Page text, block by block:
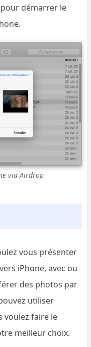
démarrer le
via Airdrop
vous présenter
iPhone, avec ou
des photos par
utiliser
voulez faire le
meilleur choix.